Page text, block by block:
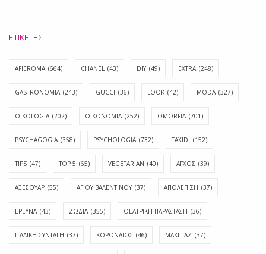
ΕΤΙΚΈΤΕΣ
AFIEROMA (664) CHANEL (43) DIY (49) EXTRA (248)
GASTRONOMIA (243) GUCCI (36) LOOK (42) MODA (327)
OIKOLOGIA (202) OIKONOMIA (252) OMORFIA (701)
PSYCHAGOGIA (358) PSYCHOLOGIA (732) TAXIDI (152)
TIPS (47) TOP 5 (65) VEGETARIAN (40) ΑΓΧΟΣ (39)
ΑΞΕΣΟΥΑΡ (55) ΑΓΊΟΥ ΒΑΛΕΝΤΊΝΟΥ (37) ΑΠΟΛΈΠΙΣΗ (37)
ΕΡΕΥΝΑ (43) ΖΩΔΙΑ (355) ΘΕΑΤΡΙΚΗ ΠΑΡΑΣΤΑΣΗ (36)
ΙΤΑΛΙΚΗ ΣΥΝΤΑΓΗ (37) ΚΟΡΩΝΑΪΟΣ (46) ΜΑΚΙΓΙΑΖ (37)